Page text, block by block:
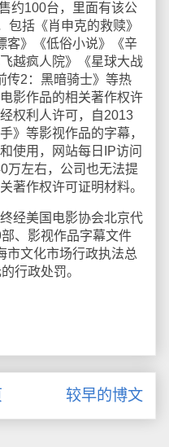
约100台，里面有该公
包括《肖申克的救赎》
客》《低俗小说》《辛
越疯人院》《星球大战
2：黑暗骑士》等热
影作品的相关著作权许
权利人许可，自2013
》等影视作品的字幕，
使用，网站每日IP访问
万左右，公司也无法提
著作权许可证明材料。
美国电影协会北京代
、影视作品字幕文件
市文化市场行政执法总
行政处罚。
较早的博文